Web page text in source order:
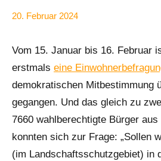
20. Februar 2024
Vom 15. Januar bis 16. Februar
erstmals eine
demokratischen Mitbestimmung
gegangen. Und das gleich zu
7660 wahlberechtigte Bürger
konnten sich zur Frage: „Sollen
(im Landschaftsschutzgebiet) in